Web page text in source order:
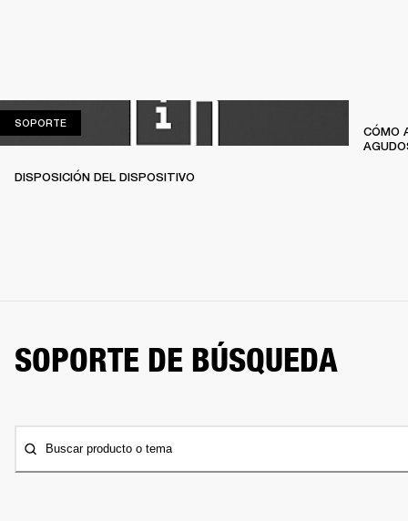
SOPORTESOPORTE
DISPOSICIÓN DEL DISPOSITIVO
CÓMO
SOPORTE DE BÚSQUEDA
Buscar producto o tema